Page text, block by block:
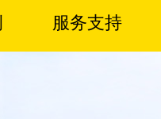
服务支持